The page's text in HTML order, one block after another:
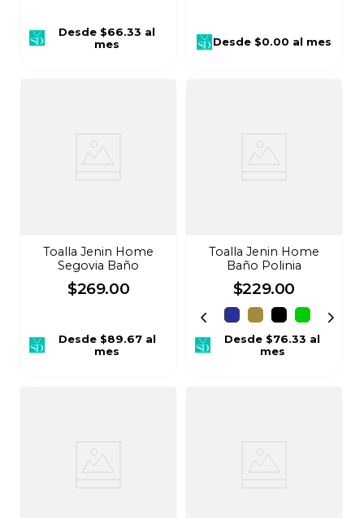
Desde $66.33 al
mes
Desde $0.00 al mes
Toalla Jenin Home
Segovia Baño
$269.00
Desde$89.67 al
mes
Toalla Jenin Home
Baño Polinia
$229.00
Desde $76.33 al
mes